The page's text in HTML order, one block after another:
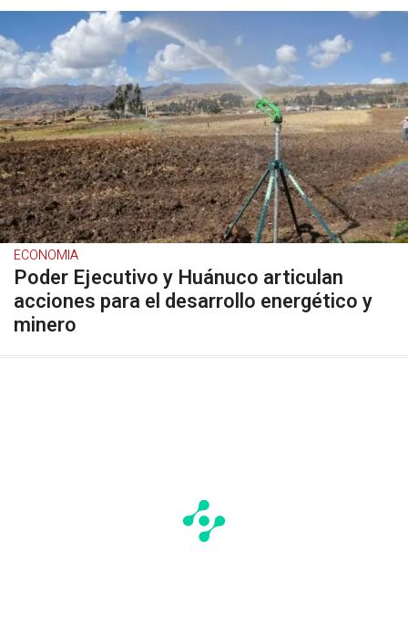
ECONOMIA
Poder Ejecutivo y Huánuco articulan
acciones para el desarrollo energético y
minero